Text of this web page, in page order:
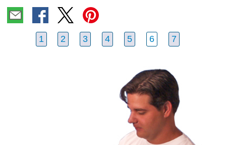
1 2 3 4 5 6 7